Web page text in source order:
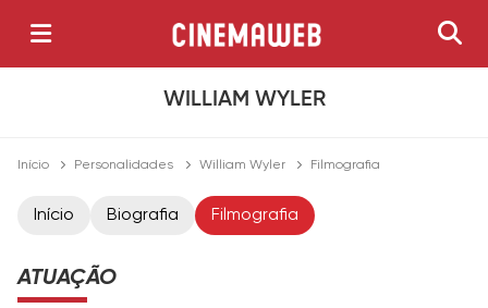
WILLIAM WYLER
Início Personalidades William Wyler Filmografia
Início Biografia Filmografia
ATUAÇÃO